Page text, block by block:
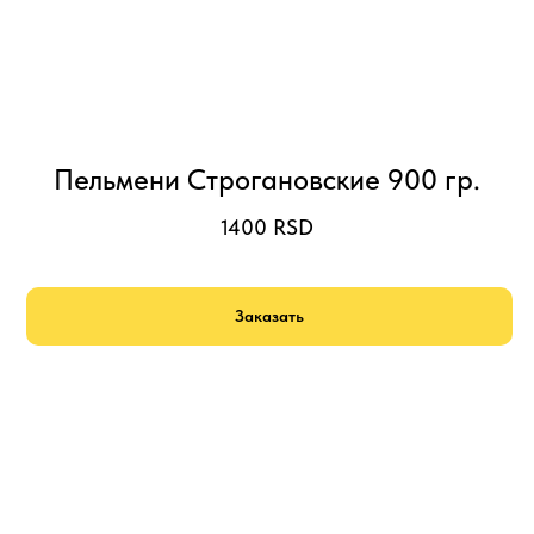
Пельмени Строгановские 900 гр.
1400 RSD
Заказать